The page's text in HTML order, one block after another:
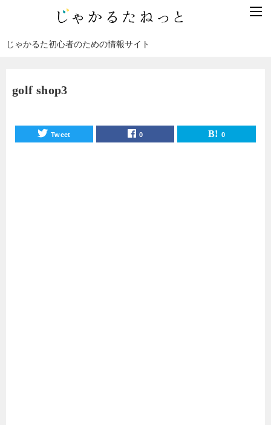
じゃかるた初心者のための情報サイト
golf shop3
Tweet 0 0